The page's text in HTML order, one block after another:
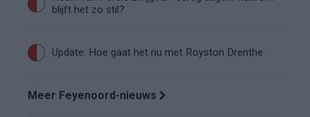
blijft het zo stil?
Update: Hoe gaat het nu met Royston Drenthe
Meer Feyenoord-nieuws